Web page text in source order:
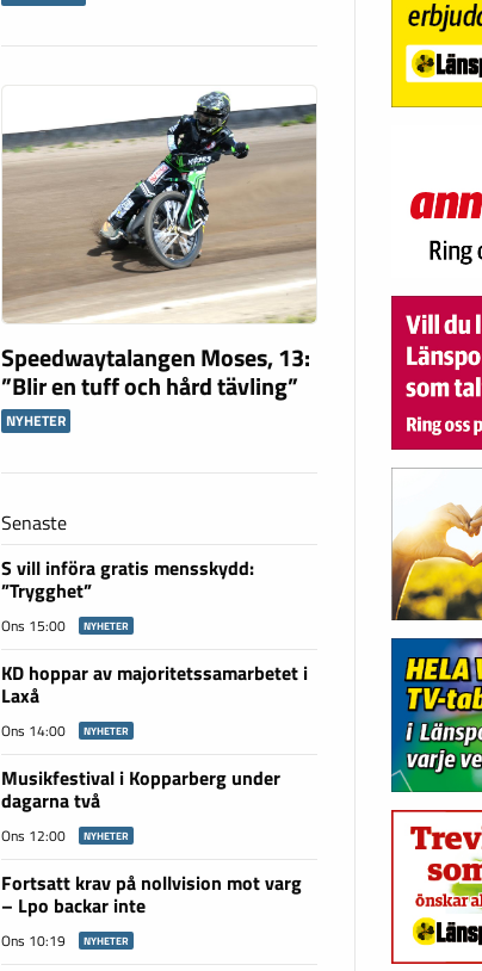
Speedwaytalangen Moses, 13:
”Blir en tuff och hård tävling”
NYHETER
Senaste
S vill införa gratis mensskydd:
”Trygghet”
Ons 15:00 NYHETER
KD hoppar av majoritetssamarbetet i
Laxå
Ons 14:00 NYHETER
Musikfestival i Kopparberg under
dagarna två
Ons 12:00 NYHETER
Fortsatt krav på nollvision mot varg
– Lpo backar inte
Ons 10:19 NYHETER